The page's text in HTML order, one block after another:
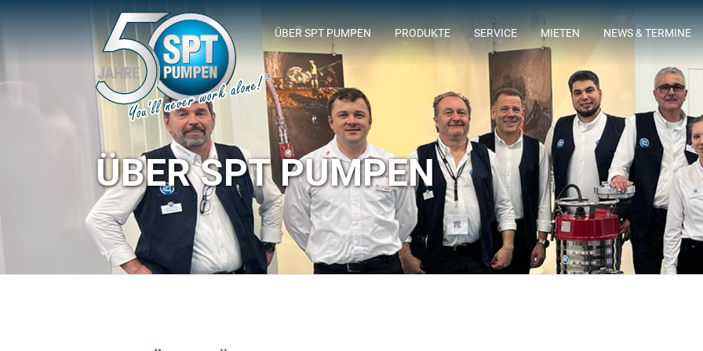
ÜBER SPT PUMPEN
SPT-SPONSORING
PRODUKTE
ABWASSERTAUCHMOTORPUMPEN
SERVICE
FLOWTIMIZE
MIETEN NEWS & TERMINE
ÜBER SPT PUMPEN